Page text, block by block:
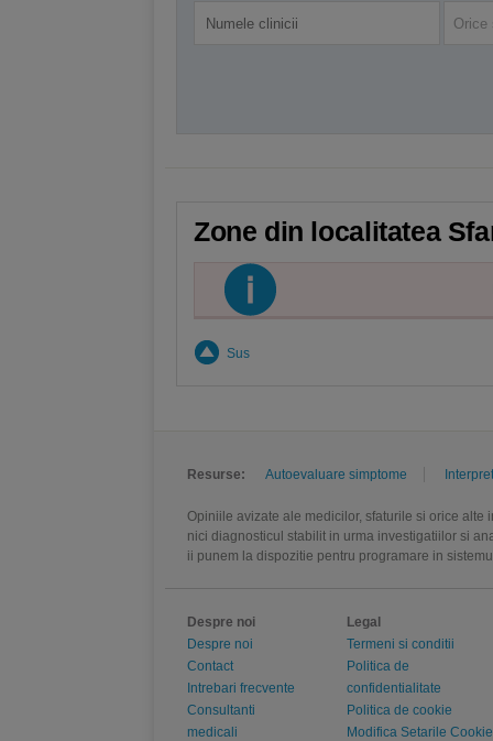
Orice
Zone din localitatea
Sus
Resurse: Autoevaluare simptome
Opiniile avizate ale medicilor, sfaturile si orice
nici diagnosticul stabilit in urma investigatiilor si
ii punem la dispozitie pentru programare in
Despre noi
Despre noi
Contact
Intrebari frecvente
Consultanti
medicali
Legal
Termeni si conditii
Politica de
confidentialitate
Politica de cookie
Modifica Setarile Cookie